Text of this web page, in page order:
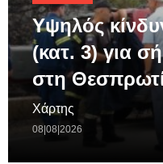
Υψηλός
(κατ. 3) για
στη
Χάρτης
08|08|2026